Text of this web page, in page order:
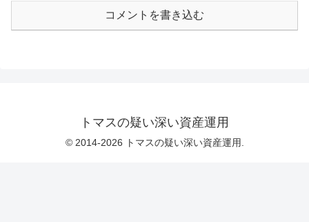
コメントを書き込む
トマスの疑い深い資産運用
© 2014-2026 トマスの疑い深い資産運用.